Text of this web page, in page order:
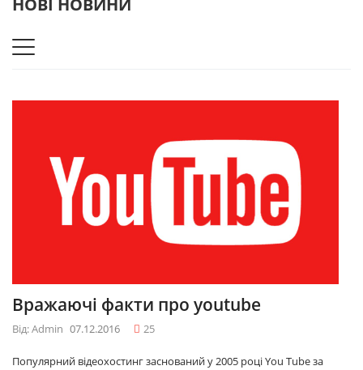
НОВІ НОВИНИ
Вражаючі факти про youtube
Від: Admin 07.12.2016 25
Популярний відеохостинг заснований у 2005 році You Tube за